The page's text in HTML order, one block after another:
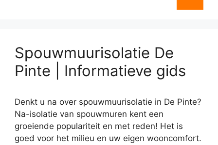
Spouwmuurisolatie De
Pinte | Informatieve gids
Denkt u na over spouwmuurisolatie in De Pinte?
Na-isolatie van spouwmuren kent een
groeiende populariteit en met reden! Het is
goed voor het milieu en uw eigen wooncomfort.